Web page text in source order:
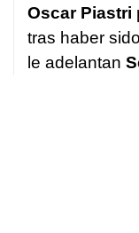
Oscar Piastri
tras haber
le adelantan